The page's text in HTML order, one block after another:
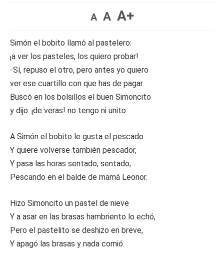
A A A+
Simón el bobito llamó al pastelero:
¡a ver los pasteles, los quiero probar!
-Sí, repuso el otro, pero antes yo quiero
ver ese cuartillo con que has de pagar.
Buscó en los bolsillos el buen Simoncito
y dijo: ¡de veras! no tengo ni unito.
A Simón el bobito le gusta el pescado
Y quiere volverse también pescador,
Y pasa las horas sentado, sentado,
Pescando en el balde de mamá Leonor.
Hizo Simoncito un pastel de nieve
Y a asar en las brasas hambriento lo echó,
Pero el pastelito se deshizo en breve,
Y apagó las brasas y nada comió.